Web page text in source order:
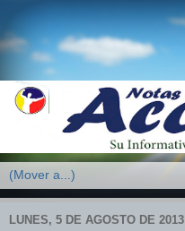
LUNES, 5 DE AGOSTO DE 2013